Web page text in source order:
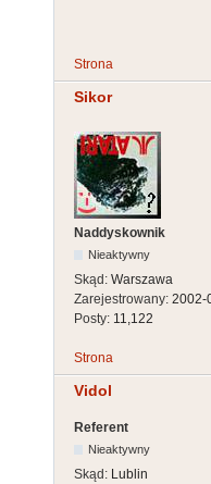
Strona
Sikor
Naddyskownik
Nieaktywny
Skąd: Warszawa
Zarejestrowany: 2002-
Posty: 11,122
Strona
Vidol
Referent
Nieaktywny
Skąd: Lublin